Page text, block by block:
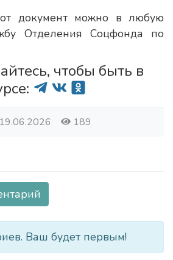
документ можно в любую
Отделения Соцфонда по
чтобы быть в
19.06.2026 189
Ваш будет первым!